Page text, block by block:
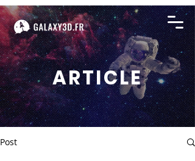
ARTICLE
Post